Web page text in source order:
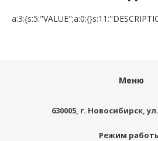
Меню
630005, г. Новосибирск,
Режим